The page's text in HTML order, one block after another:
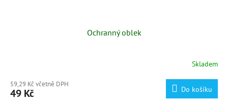
Ochranný oblek
Skladem
59,29 Kč včetně DPH
49 Kč Do košíku